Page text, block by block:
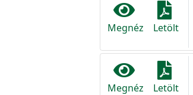
Megnéz Letölt
Megnéz Letölt